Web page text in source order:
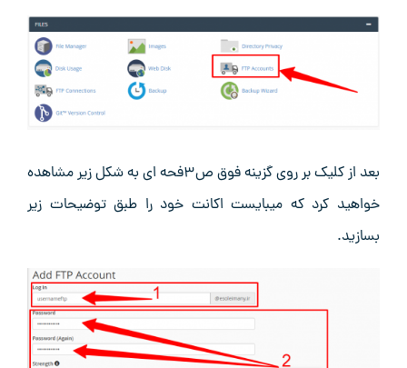
بعد از کلیک بر روی گزینه فوق ص۳فحه ای به شکل زیر مشاهده
خواهید کرد که میبایست اکانت خود را طبق توضیحات زیر
بسازید.